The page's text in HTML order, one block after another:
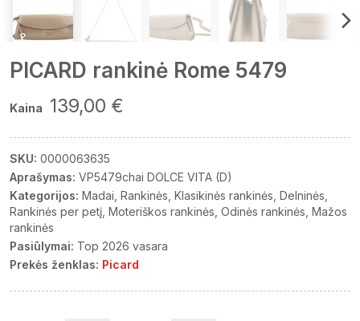
PICARD rankinė Rome 5479
Kaina 139,00 €
SKU: 0000063635
Aprašymas: VP5479chai DOLCE VITA (D)
Kategorijos: Madai Rankinės Klasikinės rankinės Delninės
Rankinės per petį Moteriškos rankinės Odinės rankinės Mažos
rankinės
Pasiūlymai: Top 2026 vasara
Prekės ženklas: Picard